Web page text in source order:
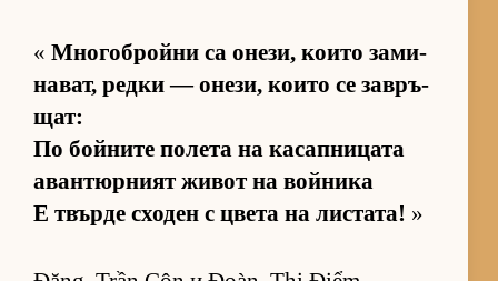
« Мно­гоб­ройни са оне­зи, ко­ито за­ми­
на­ват, редки — оне­зи, ко­ито се зав­ръ­
щат:
По бой­ните по­лета на ка­сап­ни­цата
аван­тюр­ният жи­вот на вой­ника
Е твърде схо­ден с цвета на лис­та­та! »